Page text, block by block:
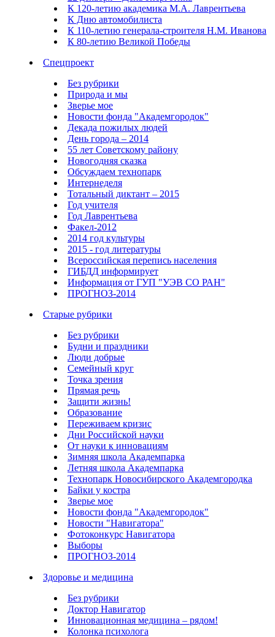
К 120-летию академика М.А. Лаврентьева
К Дню автомобилиста
К 110-летию генерала-строителя Н.М. Иванова
К 80-летию Великой Победы
Спецпроект
Без рубрики
Природа и мы
Зверье мое
Новости фонда "Академгородок"
Декада пожилых людей
День города – 2014
55 лет Советскому району
Новогодняя сказка
Обсуждаем технопарк
Интернеделя
Тотальный диктант – 2015
Год учителя
Год Лаврентьева
Факел-2012
2014 год культуры
2015 - год литературы
Всероссийская перепись населения
ГИБДД информирует
Информация от ГУП "УЭВ СО РАН"
ПРОГНОЗ-2014
Старые рубрики
Без рубрики
Будни и праздники
Люди добрые
Семейный круг
Точка зрения
Прямая речь
Защити жизнь!
Образование
Переживаем кризис
Дни Российской науки
От науки к инновациям
Зимняя школа Академпарка
Летняя школа Академпарка
Технопарк Новосибирского Академгородка
Байки у костра
Зверье мое
Новости фонда "Академгородок"
Новости "Навигатора"
Фотоконкурс Навигатора
Выборы
ПРОГНОЗ-2014
Здоровье и медицина
Без рубрики
Доктор Навигатор
Инновационная медицина – рядом!
Колонка психолога